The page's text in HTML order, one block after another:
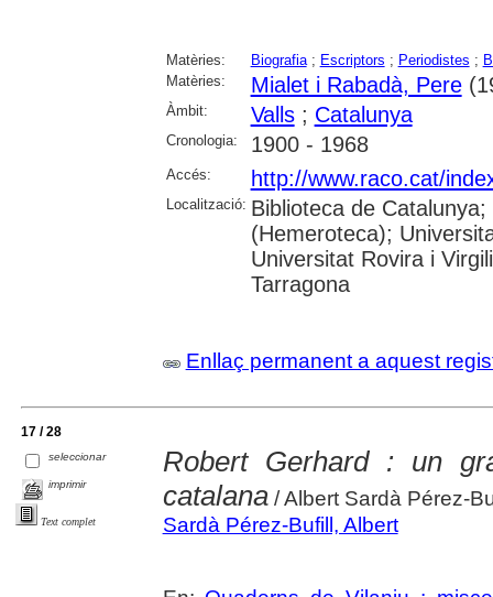
Matèries: Biografia; Escriptors ; Periodistes ;
Matèries:
Mialet i Rabadà, Pere
Àmbit: Valls; Catalunya
Cronologia: 1900 - 1968
Accés: http://www.raco.cat/
Localització: Biblioteca de
(Hemeroteca);
Universitat Rovira i
Tarragona
Enllaç permanent a aquest
17 / 28
seleccionar
imprimir
Text complet
Robert Gerhard : un
catalana/ Albert Sardà Pérez-
Sardà Pérez-Bufill, Albert